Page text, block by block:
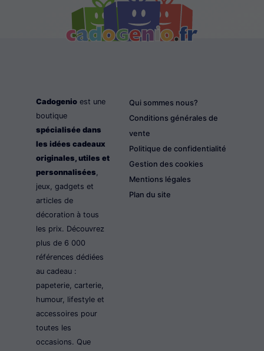
Cadogenio est une
boutique
spécialisée dans
les idées cadeaux
originales, utiles et
personnalisées,
jeux, gadgets et
articles de
décoration à tous
les prix. Découvrez
plus de 6 000
références dédiées
au cadeau :
papeterie, carterie,
humour, lifestyle et
accessoires pour
toutes les
occasions. Que
Qui sommes nous?
Conditions générales de
vente
Politique de confidentialité
Gestion des cookies
Mentions légales
Plan du site